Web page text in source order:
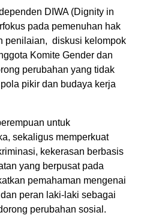
DIWA (Dignity in
pada pemenuhan hak
penilaian, diskusi kelompok
Komite Gender dan
perubahan yang tidak
pikir dan budaya kerja
untuk
sekaligus memperkuat
kekerasan berbasis
yang berpusat pada
pemahaman mengenai
peran laki-laki sebagai
perubahan sosial.